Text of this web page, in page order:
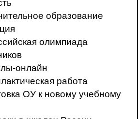
образование
олимпиада
онлайн
работа
ОУ к новому учебному